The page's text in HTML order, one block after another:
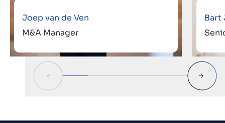
Joep van de Ven
M&A Manager
Bart